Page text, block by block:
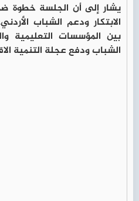
يشار إلى أن الجلسة خطوة
الابتكار ودعم الشباب
بين المؤسسات التعليمية
الشباب ودفع عجلة التنمية